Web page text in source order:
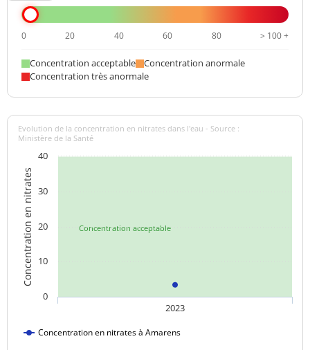
0 20 40 60 80 > 100 +
Concentration acceptable
Concentration anormale
Concentration très anormale
Concentration acceptable
Concentration en nitrates
Evolution de la concentration en nitrates dans l'eau - Source :
Ministère de la Santé
Concentration en nitrates à Amarens
2023
0
10
20
30
40